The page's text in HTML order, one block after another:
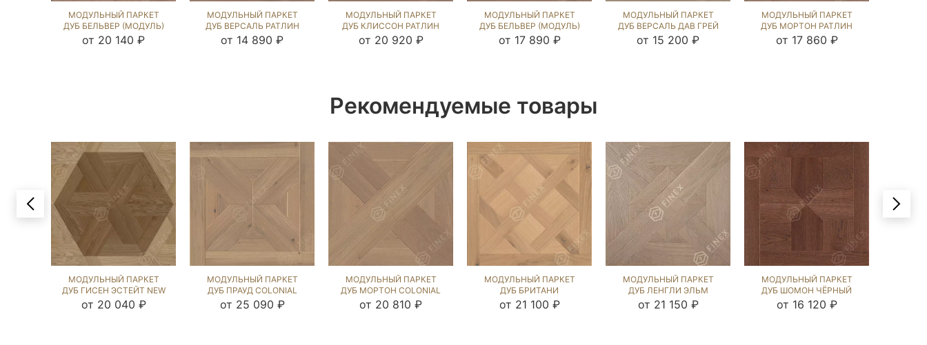
МОДУЛЬНЫЙ ПАРКЕТ
ДУБ БЕЛЬВЕР (МОДУЛЬ)
НОРДИК NEW (BRUSHED)
от 20 140 ₽
МОДУЛЬНЫЙ ПАРКЕТ
ДУБ ВЕРСАЛЬ РАТЛИН
(BRUSHED) 119982
от 14 890 ₽
МОДУЛЬНЫЙ ПАРКЕТ
ДУБ КЛИССОН РАТЛИН
(BRUSHED) 123053
от 20 920 ₽
МОДУЛЬНЫЙ ПАРКЕТ
ДУБ БЕЛЬВЕР (МОДУЛЬ)
РАТЛИН (BRUSHED)
231040
от 17 890 ₽
МОДУЛЬНЫЙ ПАРКЕТ
ДУБ ВЕРСАЛЬ ДАВ ГРЕЙ
(BRUSHED) 122453
от 15 200 ₽
МОДУЛЬНЫЙ ПАРКЕТ
ДУБ МОРТОН РАТЛИН
(BRUSHED) 122553
от 17 860 ₽
Рекомендуемые товары
МОДУЛЬНЫЙ ПАРКЕТ
ДУБ ГИСЕН ЭСТЕЙТ NEW
(BRUSHED) 122811
от 20 040 ₽
МОДУЛЬНЫЙ ПАРКЕТ
ДУБ ПРАУД COLONIAL
STYLE (BRUSHED) 122679
от 25 090 ₽
МОДУЛЬНЫЙ ПАРКЕТ
ДУБ МОРТОН COLONIAL
STYLE (BRUSHED) 122283
от 20 810 ₽
МОДУЛЬНЫЙ ПАРКЕТ
ДУБ БРИТАНИ
ПРИНСТОН (BRUSHED)
от 21 100 ₽
МОДУЛЬНЫЙ ПАРКЕТ
ДУБ ЛЕНГЛИ ЭЛЬМ
(BRUSHED) 120529
от 21 150 ₽
МОДУЛЬНЫЙ ПАРКЕТ
ДУБ ШОМОН ЧЁРНЫЙ
ОРЕХ (BRUSHED) 121973
от 16 120 ₽